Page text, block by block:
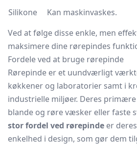
Silikone Kan maskinvaskes.
Ved at følge disse enkle, men
maksimere dine rørepindes
Fordele ved at bruge rørepinde
Rørepinde er et uundværligt
køkkener og laboratorier samt i
industrielle miljøer. Deres
blande og røre væsker eller faste
stor fordel ved rørepinde er
enkelhed i design, som gør dem